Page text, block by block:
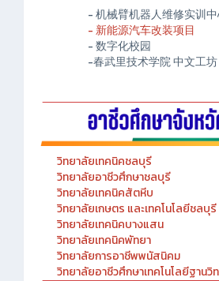
- 机械臂机器人维修实训
- 新能源汽车改装项目
- 数字化校园
-春武里技术学院 中文工坊
วิทยาลัยเทคนิคชลบุรี
วิทยาลัยอาชีวศึกษาชลบุรี
วิทยาลัยเทคนิคสัตหีบ
วิทยาลัยเกษตร และเทคโนโลยีชลบุรี
วิทยาลัยเทคนิคบางแสน
วิทยาลัยเทคนิคพัทยา
วิทยาลัยการอาชีพพนัสนิคม
วิทยาลัยอาชีวศึกษาเทคโนโลยีฐาน